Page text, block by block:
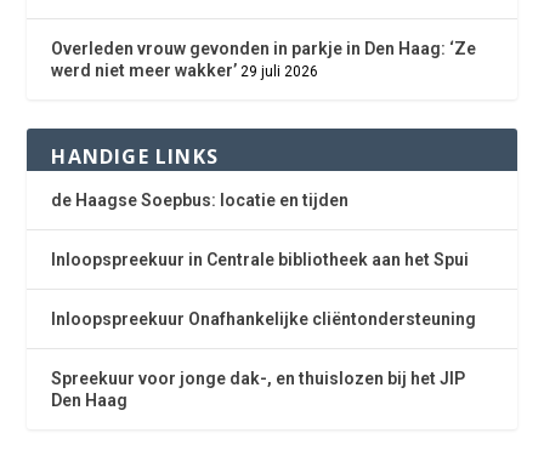
Overleden vrouw gevonden in parkje in Den Haag: ‘Ze
werd niet meer wakker’ 29 juli 2026
HANDIGE LINKS
de Haagse Soepbus: locatie en tijden
Inloopspreekuur in Centrale bibliotheek aan het Spui
Inloopspreekuur Onafhankelijke cliëntondersteuning
Spreekuur voor jonge dak-, en thuislozen bij het JIP
Den Haag